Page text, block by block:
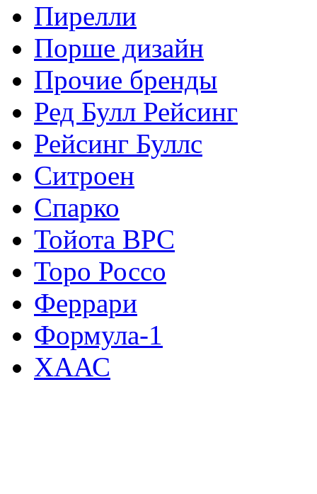
Пирелли
Порше дизайн
Прочие бренды
Ред Булл Рейсинг
Рейсинг Буллс
Ситроен
Спарко
Тойота ВРС
Торо Россо
Феррари
Формула-1
ХААС